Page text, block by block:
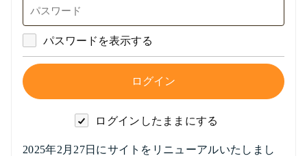
パスワードを表示する
ログインしたままにする
2025年2月27日にサイトをリニューアルいたしまし